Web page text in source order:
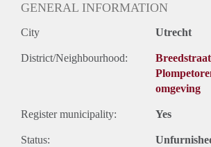
GENERAL INFORMATION
City Utrecht
District/Neighbourhood:
omgeving
Register municipality: Yes
Status: